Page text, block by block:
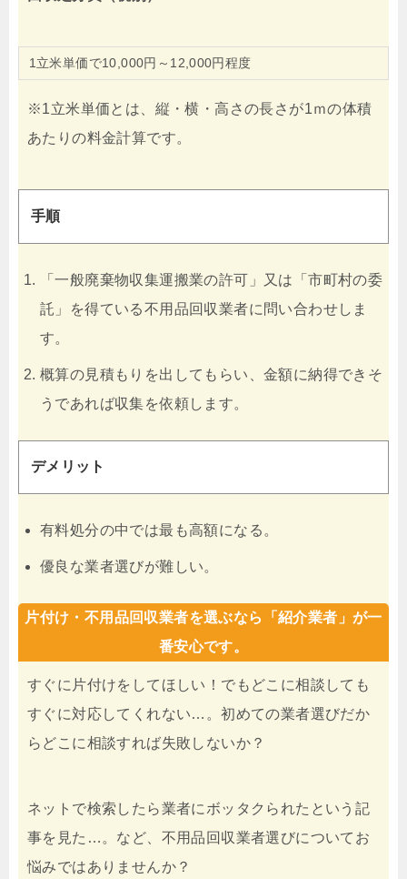
1立米単価で10,000円～12,000円程度
※1立米単価とは、縦・横・高さの長さが1ｍの体積
あたりの料金計算です。
手順
「一般廃棄物収集運搬業の許可」又は「市町村の委
託」を得ている不用品回収業者に問い合わせしま
す。
概算の見積もりを出してもらい、金額に納得できそ
うであれば収集を依頼します。
デメリット
有料処分の中では最も高額になる。
優良な業者選びが難しい。
片付け・不用品回収業者を選ぶなら「紹介業者」が一
番安心です。
すぐに片付けをしてほしい！でもどこに相談しても
すぐに対応してくれない…。初めての業者選びだか
らどこに相談すれば失敗しないか？
ネットで検索したら業者にボッタクられたという記
事を見た…。など、不用品回収業者選びについてお
悩みではありませんか？